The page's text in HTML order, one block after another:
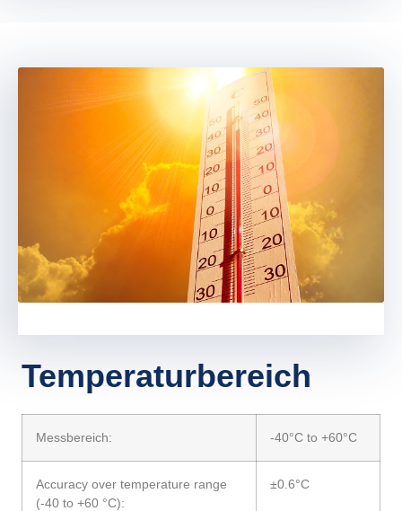
Temperaturbereich
Messbereich: -40°C to +60°C
Accuracy over temperature range
(-40 to +60 °C):
±0.6°C